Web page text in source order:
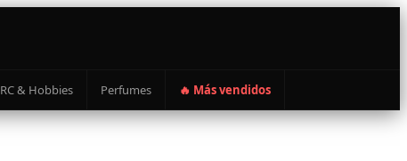
RC & Hobbies Perfumes 🔥 Más vendidos